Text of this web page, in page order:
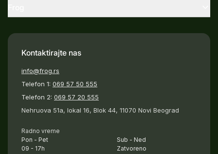
Kontaktirajte nas
info@frog.rs
Telefon 1: 069 57 50 555
Telefon 2: 069 57 20 555
Nehruova 51a, lokal 16, Blok 44, 11070 Novi Beograd
Radno vreme
Pon - Pet
09 - 17h
Sub - Ned
Zatvoreno